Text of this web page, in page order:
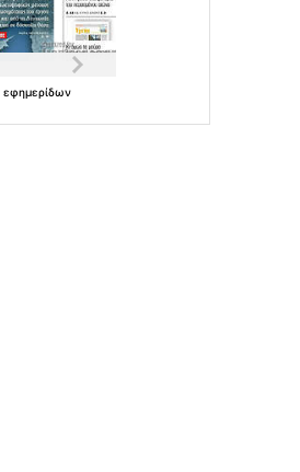
εφημερίδων